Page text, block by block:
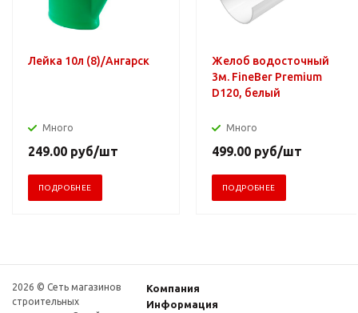
Лейка 10л (8)/Ангарск
Много
249.00 руб/шт
ПОДРОБНЕЕ
Желоб водосточный
3м. FineBer Premium
D120, белый
Много
499.00 руб/шт
ПОДРОБНЕЕ
2026 © Сеть магазинов
строительных
Компания
Информация